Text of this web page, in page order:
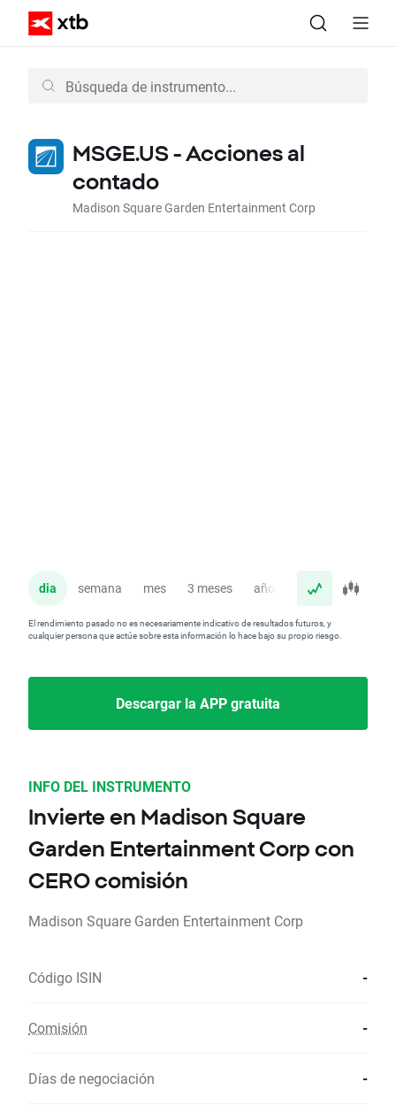
MSGE.US - Acciones al
contado
Madison Square Garden Entertainment Corp
dia semana mes 3 meses año
El rendimiento pasado no es necesariamente indicativo de resultados futuros, y
cualquier persona que actúe sobre esta información lo hace bajo su propio riesgo.
Descargar la APP gratuita
INFO DEL INSTRUMENTO
Invierte en Madison Square
Garden Entertainment Corp con
CERO comisión
Madison Square Garden Entertainment Corp
Código ISIN -
Comisión -
Días de negociación -